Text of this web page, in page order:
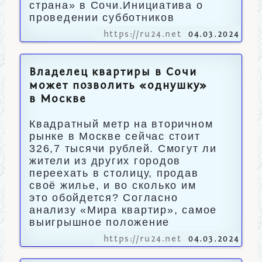
страна» в Сочи.Инициатива о
проведении субботников
https://ru24.net 04.03.2024
Владелец квартиры в Сочи
может позволить «однушку»
в Москве
Квадратный метр на вторичном
рынке в Москве сейчас стоит
326,7 тысячи рублей. Смогут ли
жители из других городов
переехать в столицу, продав
своё жилье, и во сколько им
это обойдется? Согласно
анализу «Мира квартир», самое
выигрышное положение
https://ru24.net 04.03.2024